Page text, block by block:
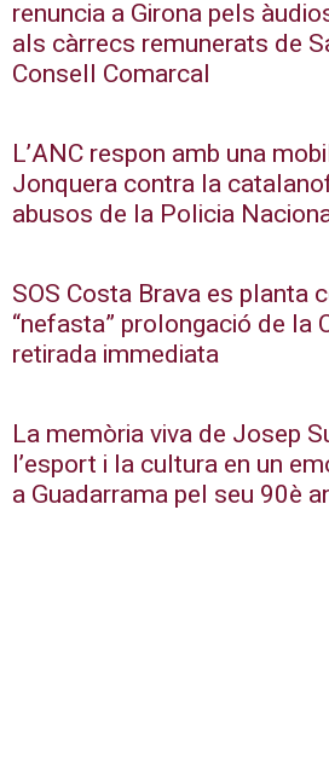
renuncia a Girona pels
als càrrecs remunerats de
Consell Comarcal
L’ANC respon amb una
Jonquera contra la
abusos de la Policia
SOS Costa Brava es planta
“nefasta” prolongació de la
retirada immediata
La memòria viva de Josep
l’esport i la cultura en un
a Guadarrama pel seu 90è